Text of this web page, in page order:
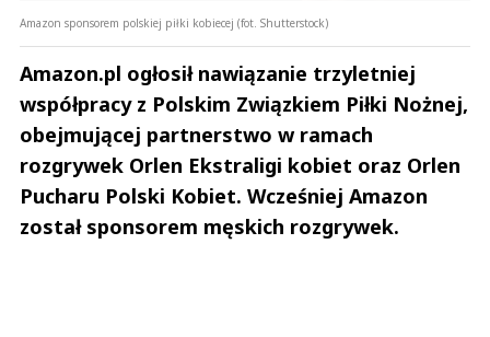
Amazon sponsorem polskiej piłki kobiecej (fot. Shutterstock)
Amazon.pl ogłosił nawiązanie trzyletniej
współpracy z Polskim Związkiem Piłki Nożnej,
obejmującej partnerstwo w ramach
rozgrywek Orlen Ekstraligi kobiet oraz Orlen
Pucharu Polski Kobiet. Wcześniej Amazon
został sponsorem męskich rozgrywek.